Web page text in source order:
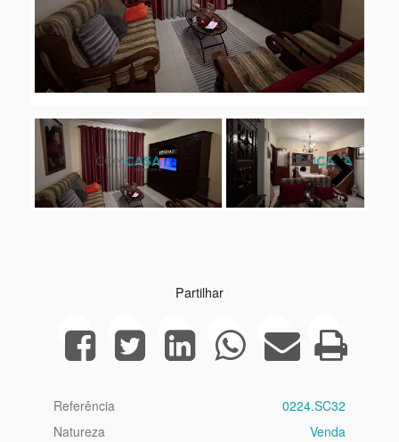
Next
Next
Partilhar
Referência
0224.SC32
Natureza
Venda